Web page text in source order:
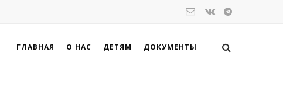
ГЛАВНАЯ О НАС ДЕТЯМ ДОКУМЕНТЫ